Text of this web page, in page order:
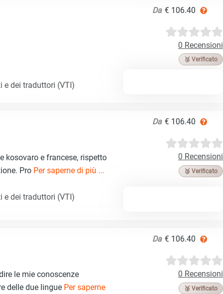
Da € 106.40
0 Recensioni
🥉 Verificato
e dei traduttori (VTI)
Da € 106.40
0 Recensioni
🥉 Verificato
kosovaro e francese, rispetto
Pro Per saperne di più ...
e dei traduttori (VTI)
Da € 106.40
0 Recensioni
🥉 Verificato
le mie conoscenze
delle due lingue Per saperne